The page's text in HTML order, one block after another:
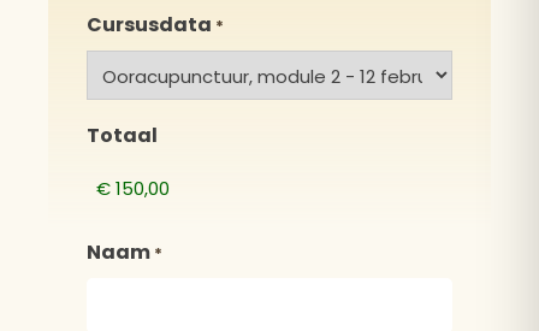
Cursusdata *
Totaal
Naam *